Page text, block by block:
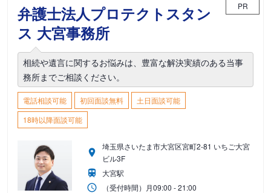
弁護士法人プロテクトスタン
ス 大宮事務所
PR
相続や遺言に関するお悩みは、豊富な解決実績のある当事
務所までご相談ください。
電話相談可能 初回面談無料
土日面談可能
18時以降面談可能
埼玉県さいたま市大宮区宮町2-81 いちご大宮
ビル3F
大宮駅
（受付時間） 月09:00 - 21:00